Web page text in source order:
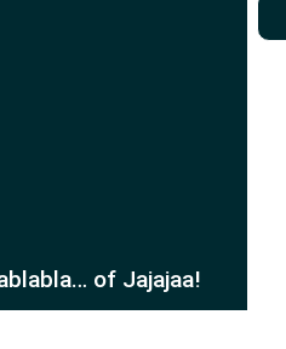
of Jajajaa!